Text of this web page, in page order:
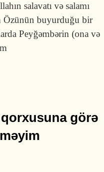
salavatı və salamı
Özünün buyurduğu bir
Peyğəmbərin (ona və
qorxusuna görə